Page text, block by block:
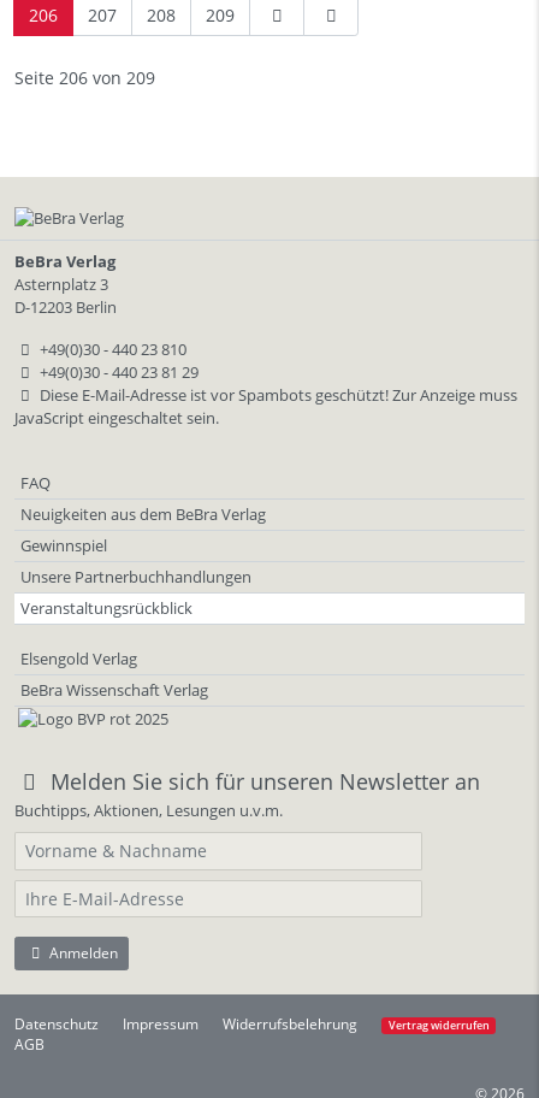
206
207 208 209
Seite 206 von 209
BeBra Verlag
Asternplatz 3
D-12203 Berlin
+49(0)30 - 440 23 810
+49(0)30 - 440 23 81 29
Diese E-Mail-Adresse ist vor Spambots geschützt! Zur Anzeige muss
JavaScript eingeschaltet sein.
FAQ
Neuigkeiten aus dem BeBra Verlag
Gewinnspiel
Unsere Partnerbuchhandlungen
Veranstaltungsrückblick
Elsengold Verlag
BeBra Wissenschaft Verlag
Melden Sie sich für unseren Newsletter an
Buchtipps, Aktionen, Lesungen u.v.m.
Anmelden
Datenschutz Impressum Widerrufsbelehrung Vertrag widerrufen
AGB
© 2026